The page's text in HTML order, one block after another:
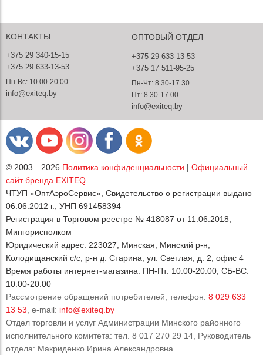
КОНТАКТЫ
+375 29 340-15-15
+375 29 633-13-53
Пн-Вс: 10.00-20.00
info@exiteq.by
ОПТОВЫЙ ОТДЕЛ
+375 29 633-13-53
+375 17 511-95-25
Пн-Чт: 8.30-17.30
Пт: 8.30-17.00
info@exiteq.by
© 2003—2026 Политика конфиденциальности | Официальный
сайт бренда EXITEQ
ЧТУП «ОптАэроСервис», Свидетельство о регистрации выдано
06.06.2012 г., УНП 691458394
Регистрация в Торговом реестре № 418087 от 11.06.2018,
Мингорисполком
Юридический адрес: 223027, Минская, Минский р-н,
Колодищанский с/с, р-н д. Старина, ул. Светлая, д. 2, офис 4
Время работы интернет-магазина: ПН-Пт: 10.00-20.00, СБ-ВС:
10.00-20.00
Рассмотрение обращений потребителей, телефон: 8 029 633
13 53 , e-mail: info@exiteq.by
Отдел торговли и услуг Администрации Минского районного
исполнительного комитета: тел. 8 017 270 29 14, Руководитель
отдела: Макриденко Ирина Александровна